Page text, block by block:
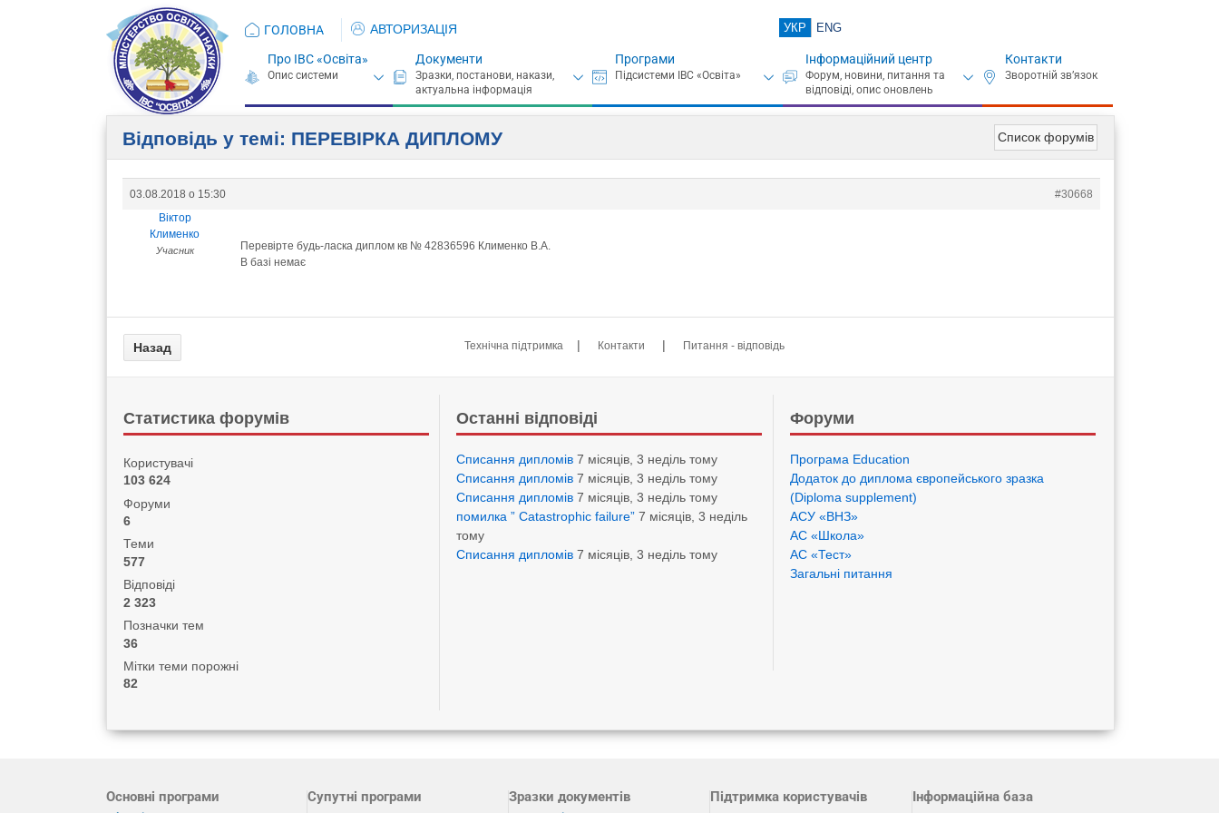
ГОЛОВНА АВТОРИЗАЦІЯ УКР ENG
Про ІВС «Освіта» Документи Програми Інформаційний центр Контакти
Список форумів
Відповідь у темі: ПЕРЕВIРКА ДИПЛОМУ
03.08.2018 о 15:30
#30668
Віктор
Клименко
Учасник
Перевірте будь-ласка диплом кв № 42836596 Клименко В.А.
В базі немає
Технічна підтримка | Контакти | Питання - відповідь
Статистика форумів
Користувачі
103 624
Форуми
6
Теми
577
Відповіді
2 323
Позначки тем
36
Мітки теми порожні
82
Останні відповіді
Списання дипломів 7 місяців, 3 неділь тому
Списання дипломів 7 місяців, 3 неділь тому
Списання дипломів 7 місяців, 3 неділь тому
помилка ” Catastrophic failure” 7 місяців, 3 неділь
тому
Списання дипломів 7 місяців, 3 неділь тому
Форуми
Програма Eduсation
Додаток до диплома європейського зразка
(Diploma supplement)
АСУ «ВНЗ»
АС «Школа»
АС «Тест»
Загальні питання
Основні програми Супутні програми Зразки документів Підтримка користувачів Інформаційна база